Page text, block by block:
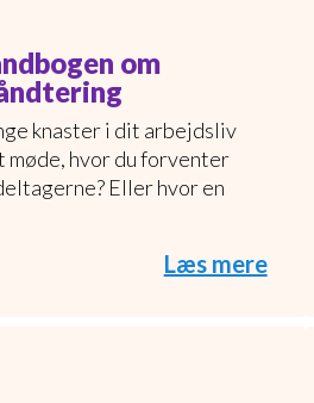
om
knaster i dit arbejdsliv
møde, hvor du forventer
Eller hvor en
Læs mere